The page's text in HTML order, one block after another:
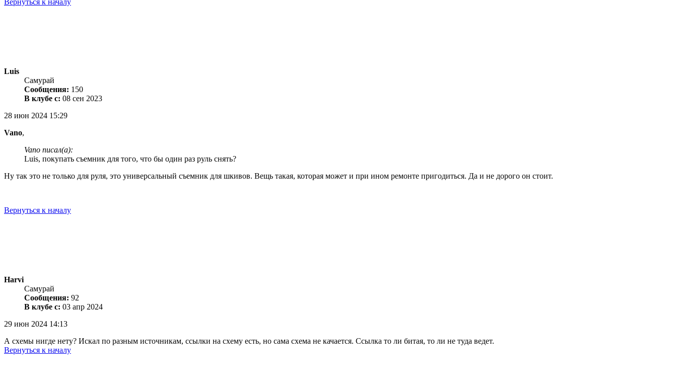
Вернуться к началу
Luis
Самурай
Сообщения: 150
В клубе с: 08 сен 2023
28 июн 2024 15:29
Vano,
Vano писал(а):
Luis, покупать съемник для того, что бы один раз руль снять?
Ну так это не только для руля, это универсальный съемник для шкивов. Вещь такая, которая может и при ином ремонте пригодиться. Да и не дорого он стоит.
Вернуться к началу
Harvi
Самурай
Сообщения: 92
В клубе с: 03 апр 2024
29 июн 2024 14:13
А схемы нигде нету? Искал по разным источникам, ссылки на схему есть, но сама схема не качается. Ссылка то ли битая, то ли не туда ведет.
Вернуться к началу